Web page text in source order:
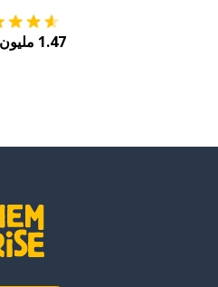
1.47 مليون تقييم